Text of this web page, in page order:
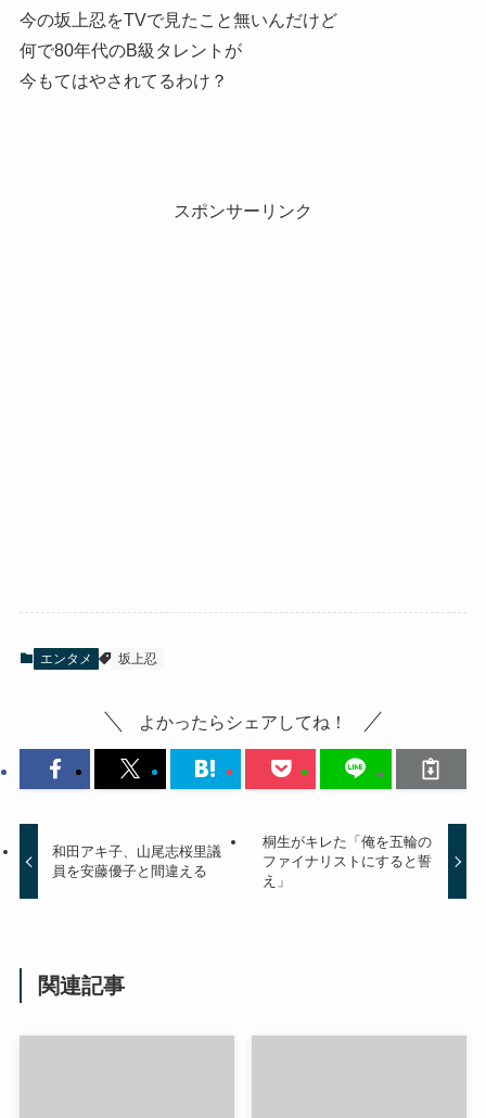
今の坂上忍をTVで見たこと無いんだけど
何で80年代のB級タレントが
今もてはやされてるわけ？
スポンサーリンク
エンタメ 坂上忍
よかったらシェアしてね！
和田アキ子、山尾志桜里議
員を安藤優子と間違える
桐生がキレた「俺を五輪の
ファイナリストにすると誓
え」
関連記事